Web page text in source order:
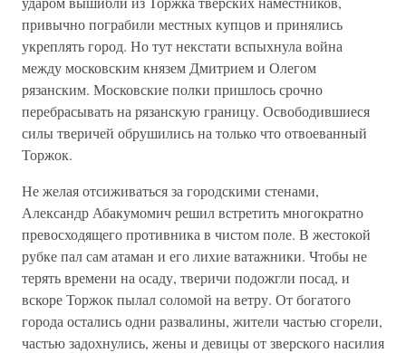
привычно пограбили местных купцов и принялись
укреплять город. Но тут некстати вспыхнула война
между московским князем Дмитрием и Олегом
рязанским. Московские полки пришлось срочно
перебрасывать на рязанскую границу. Освободившиеся
силы тверичей обрушились на только что отвоеванный
Торжок.
Не желая отсиживаться за городскими стенами,
Александр Абакумомич решил встретить многократно
превосходящего противника в чистом поле. В жестокой
рубке пал сам атаман и его лихие ватажники. Чтобы не
терять времени на осаду, тверичи подожгли посад, и
вскоре Торжок пылал соломой на ветру. От богатого
города остались одни развалины, жители частью сгорели,
частью задохнулись, жены и девицы от зверского насилия